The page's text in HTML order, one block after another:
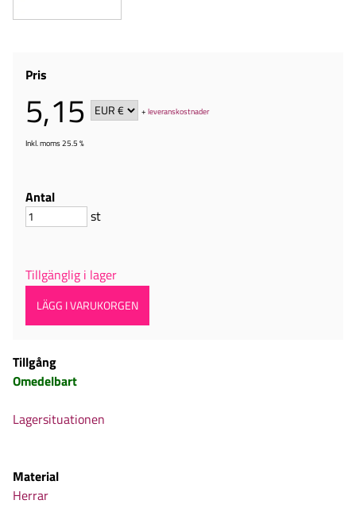
Pris
5,15 +leveranskostnader
Inkl. moms 25.5 %
Antal
st
Tillgänglig i lager
Tillgång
Omedelbart
Lagersituationen
Material
Herrar